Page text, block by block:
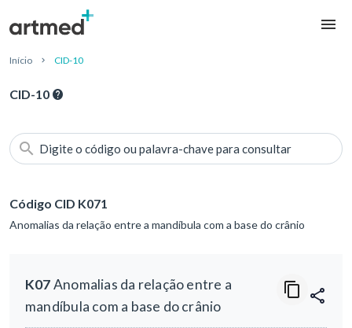
Início CID-10
CID-10
Digite o código ou palavra-chave para consultar
Código CID K071
Anomalias da relação entre a mandíbula com a base do crânio
K07Anomalias da relação entre a
mandíbula com a base do crânio